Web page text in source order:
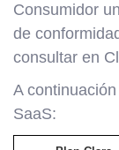
Consumidor
de
consultar en
A
SaaS: